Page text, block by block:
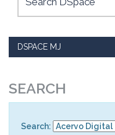
DSPACE MJ
SEARCH
Search: